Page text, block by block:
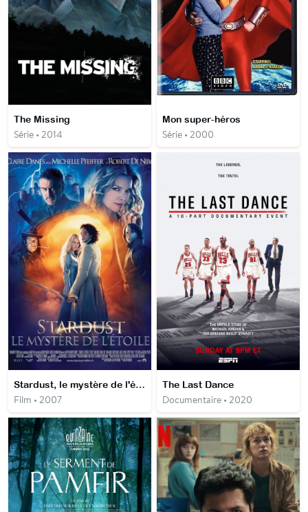
The Missing
Série • 2014
Mon super-héros
Série • 2000
Stardust, le mystère de l'étoile
Film • 2007
The Last Dance
Documentaire • 2020